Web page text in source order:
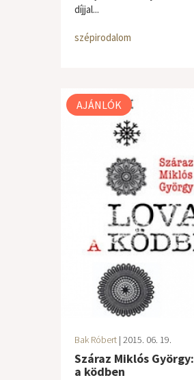
díjjal...
szépirodalom
AJÁNLÓK
Bak Róbert | 2015. 06. 19.
Száraz Miklós
a ködben